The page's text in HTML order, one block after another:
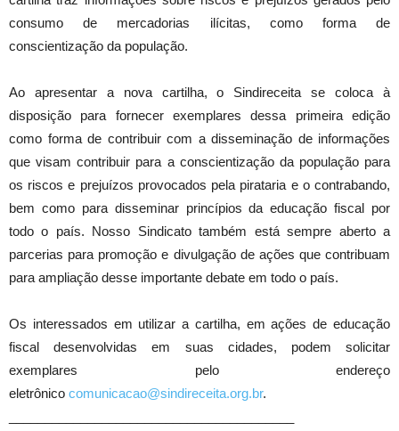
consumo de mercadorias ilícitas, como forma de
conscientização da população.
Ao apresentar a nova cartilha, o Sindireceita se coloca à
disposição para fornecer exemplares dessa primeira edição
como forma de contribuir com a disseminação de informações
que visam contribuir para a conscientização da população para
os riscos e prejuízos provocados pela pirataria e o contrabando,
bem como para disseminar princípios da educação fiscal por
todo o país. Nosso Sindicato também está sempre aberto a
parcerias para promoção e divulgação de ações que contribuam
para ampliação desse importante debate em todo o país.
Os interessados em utilizar a cartilha, em ações de educação
fiscal desenvolvidas em suas cidades, podem solicitar
exemplares pelo endereço
eletrônico comunicacao@sindireceita.org.br.